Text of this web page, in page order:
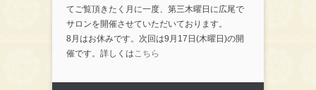
てご覧頂きたく月に一度、第三木曜日に広尾で
サロンを開催させていただいております。
8月はお休みです。次回は9月17日(木曜日)の開
催です。詳しくは こちら